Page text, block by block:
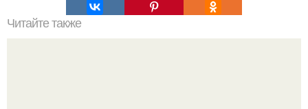
Читайте также